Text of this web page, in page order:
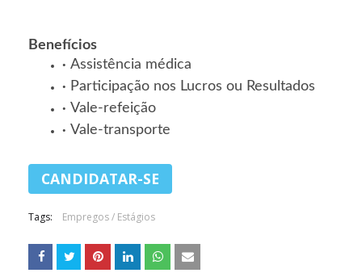
Benefícios
Assistência médica
Participação nos Lucros ou Resultados
Vale-refeição
Vale-transporte
Tags: Empregos / Estágios